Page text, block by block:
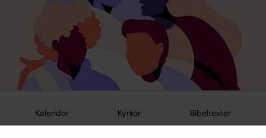
Kalender Kyrkor Bibeltexter